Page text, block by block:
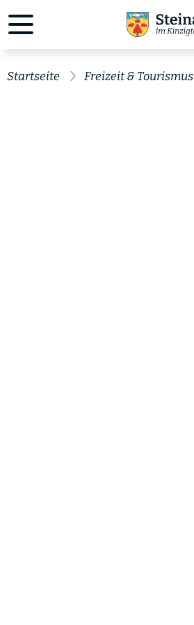
Startseite Freizeit & Tourismus